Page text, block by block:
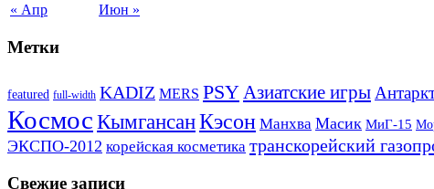
« Апр Июн »
Метки
featured full-width KADIZ MERS PSYАзиатские игры
Космос КымгансанКэсон Манхва Масик МиГ-15
ЭКСПО-2012 корейская косметика транскорейский
Свежие записи